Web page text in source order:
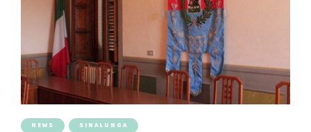
NEWS SINALUNGA